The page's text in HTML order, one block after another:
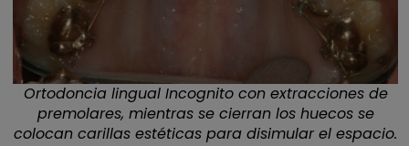
Ortodoncia lingual Incognito con extracciones de
premolares, mientras se cierran los huecos se
colocan carillas estéticas para disimular el espacio.